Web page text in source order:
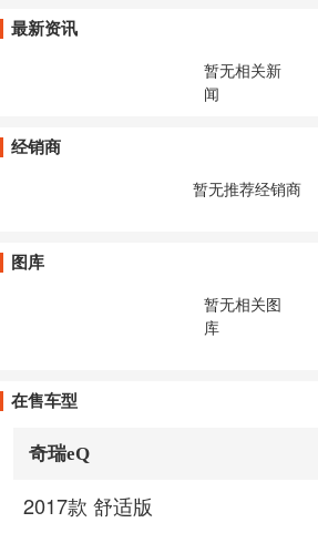
最新资讯
暂无相关新
闻
经销商
暂无推荐经销商
图库
暂无相关图
库
在售车型
奇瑞eQ
2017款 舒适版